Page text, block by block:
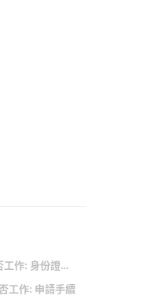
身份證cx可否工作: 身份證號碼和符號
工作: 申請手續